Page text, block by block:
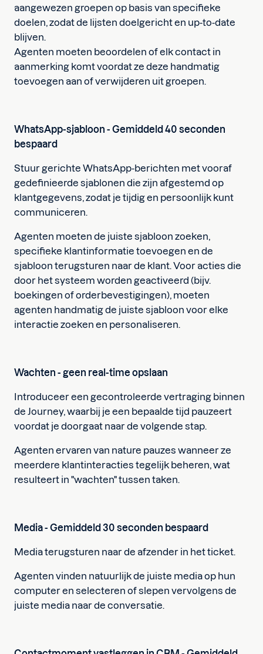
aangewezen groepen op basis van specifieke
doelen, zodat de lijsten doelgericht en up-to-date
blijven.
Agenten moeten beoordelen of elk contact in
aanmerking komt voordat ze deze handmatig
toevoegen aan of verwijderen uit groepen.
WhatsApp-sjabloon - Gemiddeld 40 seconden
bespaard
Stuur gerichte WhatsApp-berichten met vooraf
gedefinieerde sjablonen die zijn afgestemd op
klantgegevens, zodat je tijdig en persoonlijk kunt
communiceren.
Agenten moeten de juiste sjabloon zoeken,
specifieke klantinformatie toevoegen en de
sjabloon terugsturen naar de klant. Voor acties die
door het systeem worden geactiveerd (bijv.
boekingen of orderbevestigingen), moeten
agenten handmatig de juiste sjabloon voor elke
interactie zoeken en personaliseren.
Wachten - geen real-time opslaan
Introduceer een gecontroleerde vertraging binnen
de Journey, waarbij je een bepaalde tijd pauzeert
voordat je doorgaat naar de volgende stap.
Agenten ervaren van nature pauzes wanneer ze
meerdere klantinteracties tegelijk beheren, wat
resulteert in "wachten" tussen taken.
Media - Gemiddeld 30 seconden bespaard
Media terugsturen naar de afzender in het ticket.
Agenten vinden natuurlijk de juiste media op hun
computer en selecteren of slepen vervolgens de
juiste media naar de conversatie.